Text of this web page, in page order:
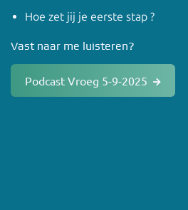
Hoe zet jij je eerste stap ?
Vast naar me luisteren?
Podcast Vroeg 5-9-2025